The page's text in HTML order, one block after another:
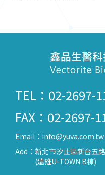
TEL：02-2697-
FAX：02-2697-
Email： info@yuva.com.tw
Add： 新北市汐止區新台五
(遠雄U-TOWN B棟)